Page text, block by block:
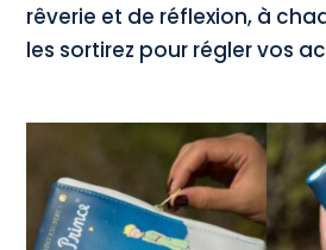
rêverie et de réflexion, à
les sortirez pour régler vos